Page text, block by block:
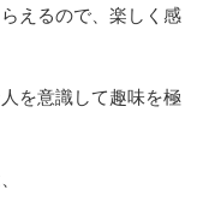
えるので、楽しく感
を意識して趣味を極